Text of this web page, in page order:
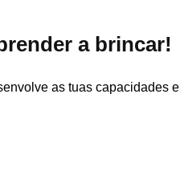
a brincar!
as tuas capacidades